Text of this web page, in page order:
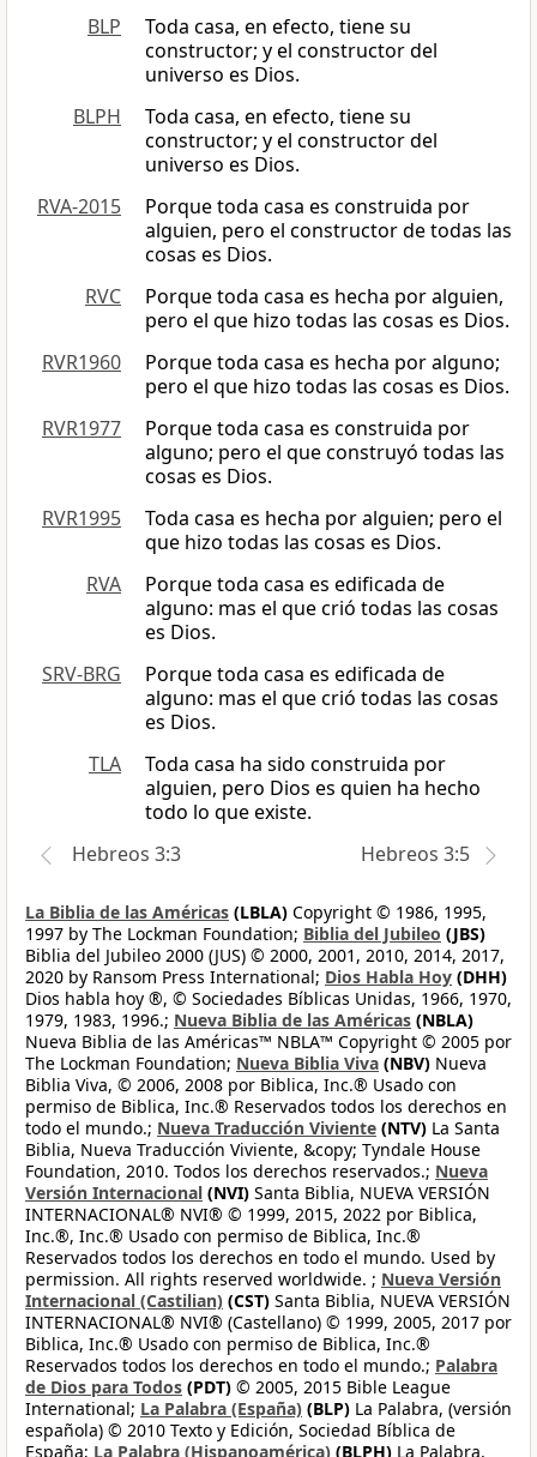
BLP
Toda casa, en efecto, tiene su
constructor; y el constructor del
universo es Dios.
BLPH
Toda casa, en efecto, tiene su
constructor; y el constructor del
universo es Dios.
RVA-2015
Porque toda casa es construida por
alguien, pero el constructor de todas las
cosas es Dios.
RVC
Porque toda casa es hecha por alguien,
pero el que hizo todas las cosas es Dios.
RVR1960
Porque toda casa es hecha por alguno;
pero el que hizo todas las cosas es Dios.
RVR1977
Porque toda casa es construida por
alguno; pero el que construyó todas las
cosas es Dios.
RVR1995
Toda casa es hecha por alguien; pero el
que hizo todas las cosas es Dios.
RVA
Porque toda casa es edificada de
alguno: mas el que crió todas las cosas
es Dios.
SRV-BRG
Porque toda casa es edificada de
alguno: mas el que crió todas las cosas
es Dios.
TLA
Toda casa ha sido construida por
alguien, pero Dios es quien ha hecho
todo lo que existe.
Hebreos 3:3
Hebreos 3:5
La Biblia de las Américas (LBLA) Copyright © 1986, 1995,
1997 by The Lockman Foundation; Biblia del Jubileo (JBS)
Biblia del Jubileo 2000 (JUS) © 2000, 2001, 2010, 2014, 2017,
2020 by Ransom Press International; Dios Habla Hoy (DHH)
Dios habla hoy ®, © Sociedades Bíblicas Unidas, 1966, 1970,
1979, 1983, 1996.; Nueva Biblia de las Américas (NBLA)
Nueva Biblia de las Américas™ NBLA™ Copyright © 2005 por
The Lockman Foundation; Nueva Biblia Viva (NBV) Nueva
Biblia Viva, © 2006, 2008 por Biblica, Inc.® Usado con
permiso de Biblica, Inc.® Reservados todos los derechos en
todo el mundo.; Nueva Traducción Viviente (NTV) La Santa
Biblia, Nueva Traducción Viviente, &copy; Tyndale House
Foundation, 2010. Todos los derechos reservados.; Nueva
Versión Internacional (NVI) Santa Biblia, NUEVA VERSIÓN
INTERNACIONAL® NVI® © 1999, 2015, 2022 por Biblica,
Inc.®, Inc.® Usado con permiso de Biblica, Inc.®
Reservados todos los derechos en todo el mundo. Used by
permission. All rights reserved worldwide. ; Nueva Versión
Internacional (Castilian) (CST) Santa Biblia, NUEVA VERSIÓN
INTERNACIONAL® NVI® (Castellano) © 1999, 2005, 2017 por
Biblica, Inc.® Usado con permiso de Biblica, Inc.®
Reservados todos los derechos en todo el mundo.; Palabra
de Dios para Todos (PDT) © 2005, 2015 Bible League
International; La Palabra (España) (BLP) La Palabra, (versión
española) © 2010 Texto y Edición, Sociedad Bíblica de
España; La Palabra (Hispanoamérica) (BLPH) La Palabra,